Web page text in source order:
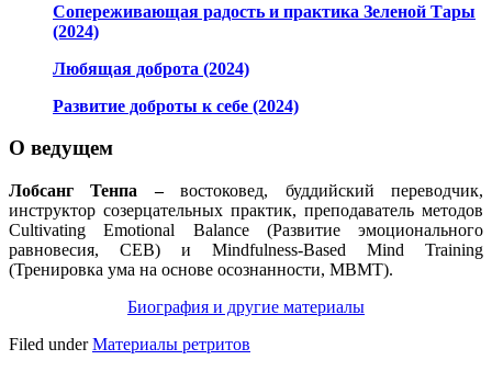
Сопереживающая радость и практика Зеленой Тары
(2024)
Любящая доброта (2024)
Развитие доброты к себе (2024)
О ведущем
Лобсанг Тенпа –востоковед, буддийский переводчик,
инструктор созерцательных практик, преподаватель методов
Cultivating Emotional Balance (Развитие эмоционального
равновесия, CEB) и Mindfulness-Based Mind Training
(Тренировка ума на основе осознанности, MBMT).
Биография и другие материалы
Filed underМатериалы ретритов